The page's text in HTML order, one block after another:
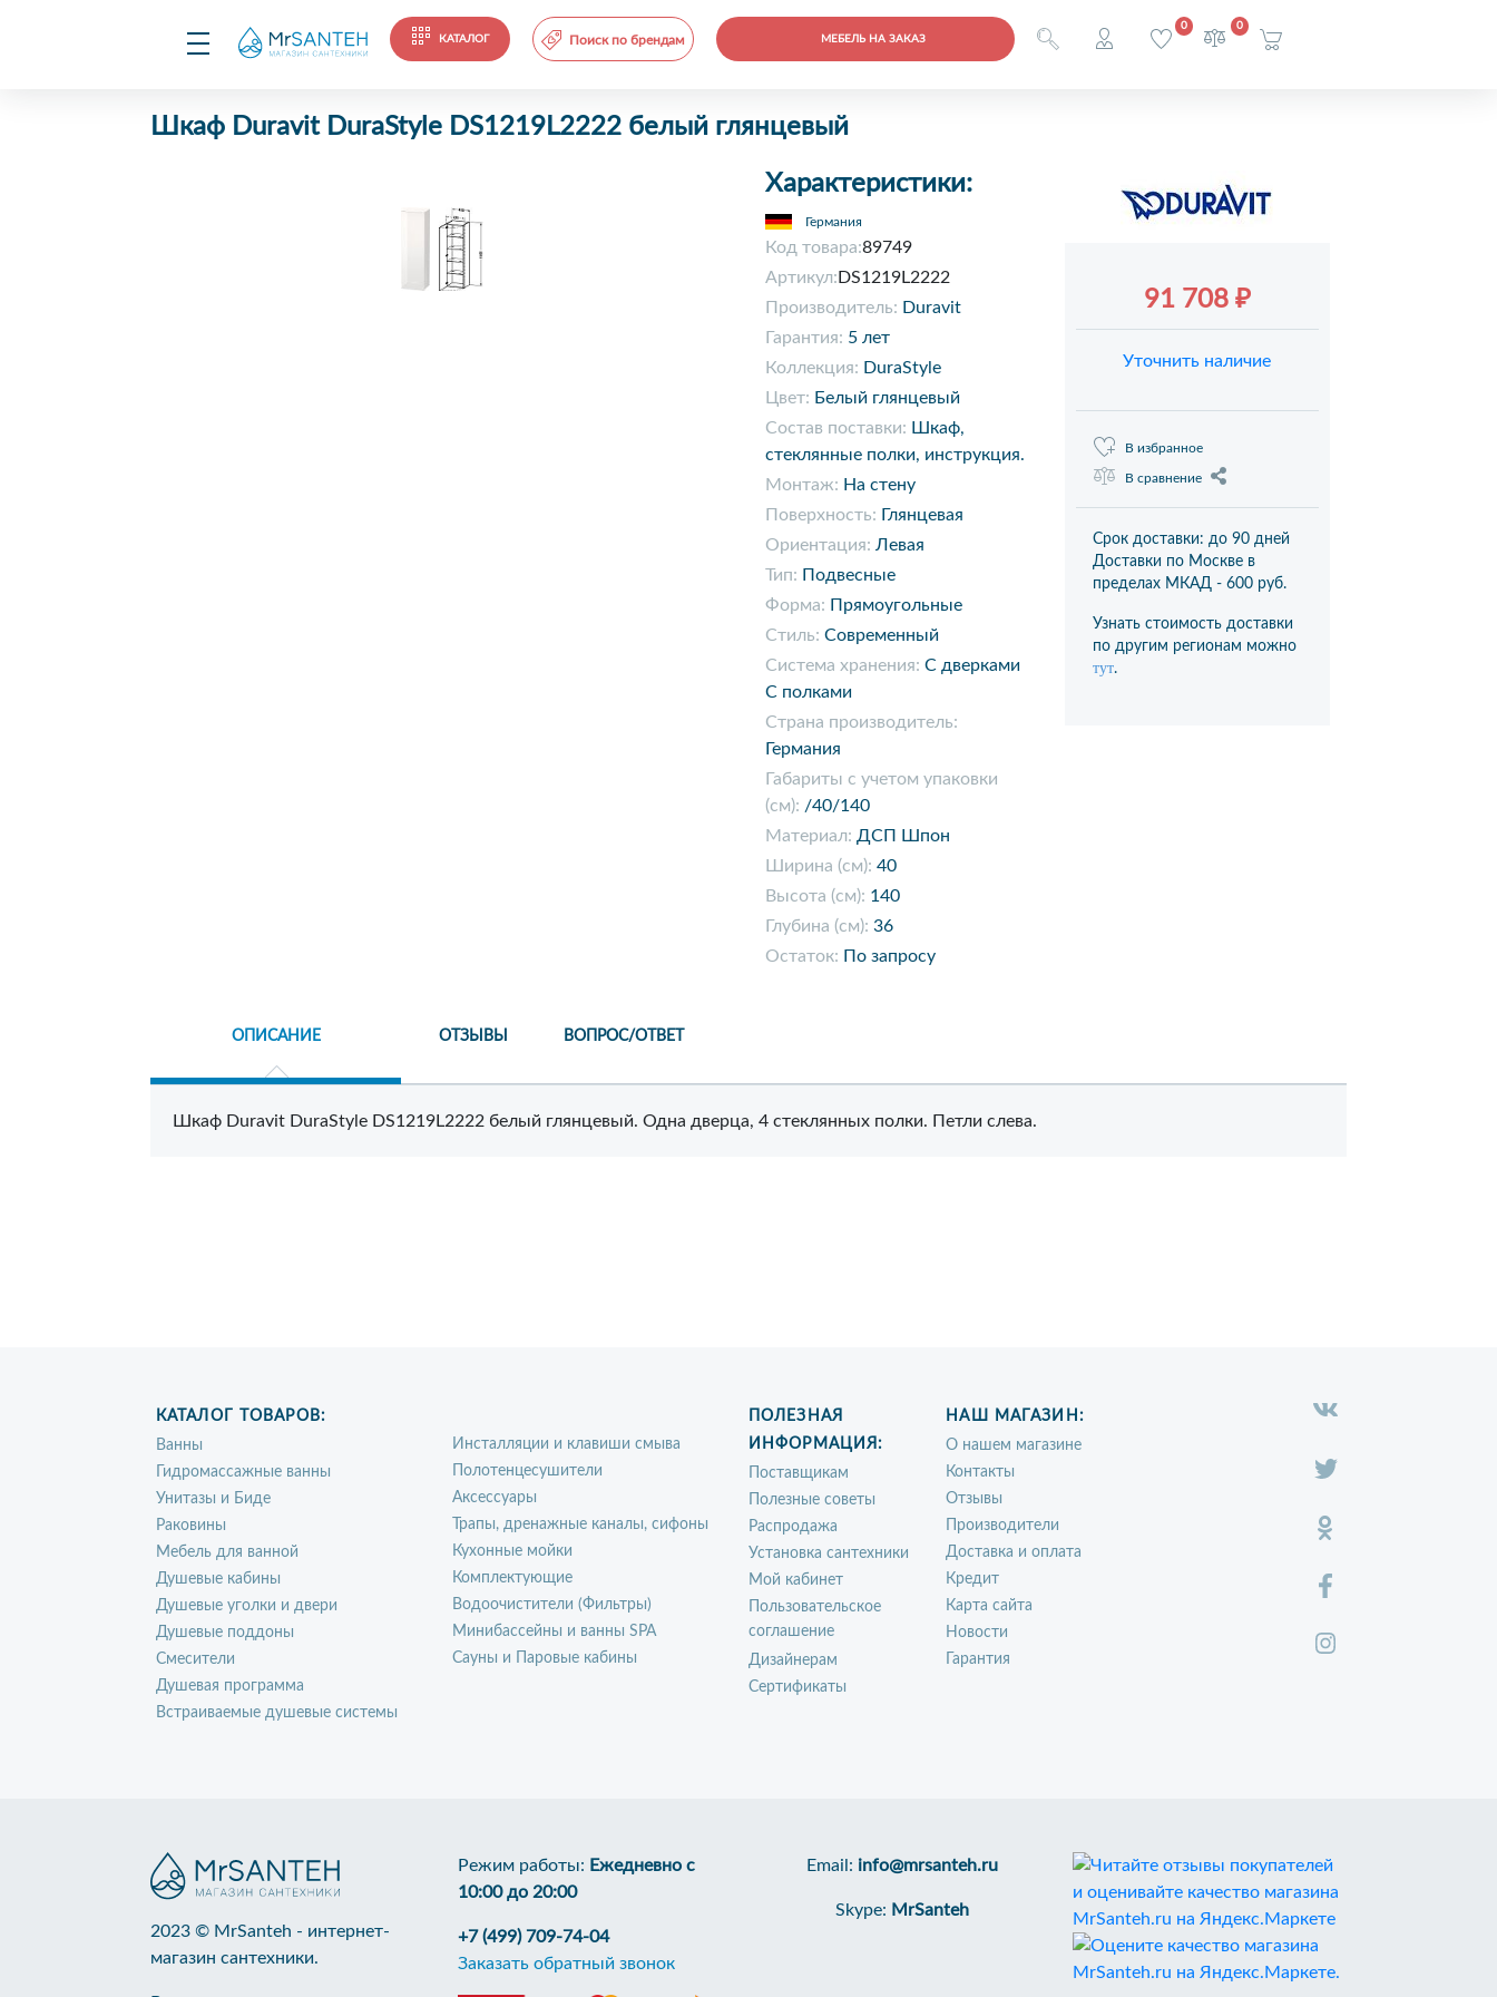
КАТАЛОГ Поиск по брендам МЕБЕЛЬ НА ЗАКАЗ
0 0
Шкаф Duravit DuraStyle DS1219L2222 белый глянцевый
Характеристики:
Германия
Код товара:89749
Артикул: DS1219L2222
Производитель: Duravit
Гарантия: 5 лет
Коллекция: DuraStyle
Цвет: Белый глянцевый
Состав поставки: Шкаф,
стеклянные полки, инструкция.
Монтаж: На стену
Поверхность: Глянцевая
Ориентация: Левая
Тип: Подвесные
Форма: Прямоугольные
Стиль: Современный
Система хранения: С дверками
С полками
Страна производитель:
Германия
Габариты с учетом упаковки
(см): /40/140
Материал: ДСП Шпон
Ширина (см): 40
Высота (см): 140
Глубина (см): 36
Остаток: По запросу
91 708 ₽
Уточнить наличие
В избранное
В сравнение
Срок доставки: до 90 дней
Доставки по Москве в
пределах МКАД - 600 руб.
Узнать стоимость доставки
по другим регионам можно
тут.
ОПИСАНИЕ ОТЗЫВЫ ВОПРОС/ОТВЕТ
Шкаф Duravit DuraStyle DS1219L2222 белый глянцевый. Одна дверца, 4 стеклянных полки. Петли слева.
КАТАЛОГ ТОВАРОВ:
Ванны
Гидромассажные ванны
Унитазы и Биде
Раковины
Мебель для ванной
Душевые кабины
Душевые уголки и двери
Душевые поддоны
Смесители
Душевая программа
Встраиваемые душевые системы
Инсталляции и клавиши смыва
Полотенцесушители
Аксессуары
Трапы, дренажные каналы, сифоны
Кухонные мойки
Комплектующие
Водоочистители (Фильтры)
Минибассейны и ванны SPA
Сауны и Паровые кабины
ПОЛЕЗНАЯ
ИНФОРМАЦИЯ:
Поставщикам
Полезные советы
Распродажа
Установка сантехники
Мой кабинет
Пользовательское
соглашение
Дизайнерам
Сертификаты
НАШ МАГАЗИН:
О нашем магазине
Контакты
Отзывы
Производители
Доставка и оплата
Кредит
Карта сайта
Новости
Гарантия
2023 © MrSanteh - интернет-
магазин сантехники.
Режим работы: Ежедневно с
10:00 до 20:00
+7 (499) 709-74-04
Заказать обратный звонок
Email: info@mrsanteh.ru
Skype: MrSanteh